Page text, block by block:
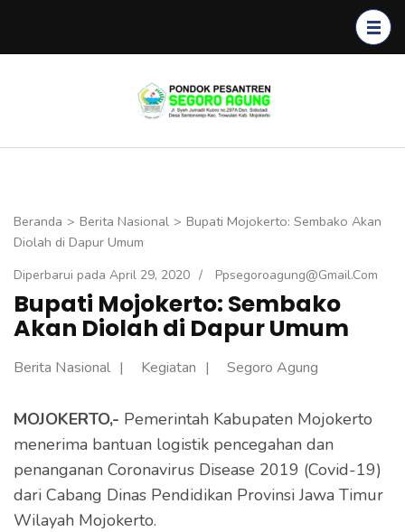
Beranda > Berita Nasional > Bupati Mojokerto: Sembako Akan
Diolah di Dapur Umum
Diperbarui pada April 29, 2020 / Ppsegoroagung@gmail.com
Bupati Mojokerto: Sembako
Akan Diolah di Dapur Umum
Berita Nasional Kegiatan Segoro Agung
MOJOKERTO,- Pemerintah Kabupaten Mojokerto
menerima bantuan logistik pencegahan dan
penanganan Coronavirus Disease 2019 (Covid-19)
dari Cabang Dinas Pendidikan Provinsi Jawa Timur
Wilayah Mojokerto.